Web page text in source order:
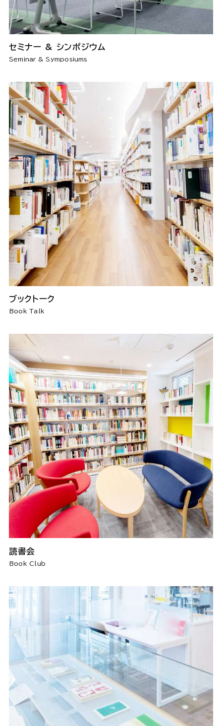
セミナー & シンポジウム
Seminar & Symposiums
ブックトーク
Book Talk
読書会
Book Club